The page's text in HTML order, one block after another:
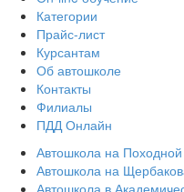
Категории
Прайс-лист
Курсантам
Об автошколе
Контакты
Филиалы
ПДД Онлайн
Автошкола на Походной
Автошкола на
Автошкола в